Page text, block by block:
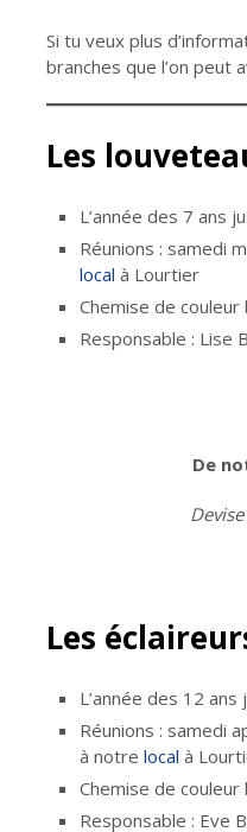
Si tu veux plus
branches que l’on peut
Les
L’année des 7 ans
Réunions : samedi
local à Lourtier
Chemise de couleur
Responsable : Lise
De
Les
L’année des 12 ans
Réunions : samedi
à notrelocal à
Chemise de couleur
Responsable : Eve